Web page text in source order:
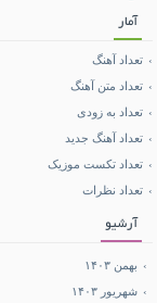
آمار
تعداد آهنگ
تعداد متن آهنگ
تعداد به زودی
تعداد آهنگ جدید
تعداد تکست موزیک
تعداد نظرات
آرشیو
بهمن ۱۴۰۳
شهریور ۱۴۰۳